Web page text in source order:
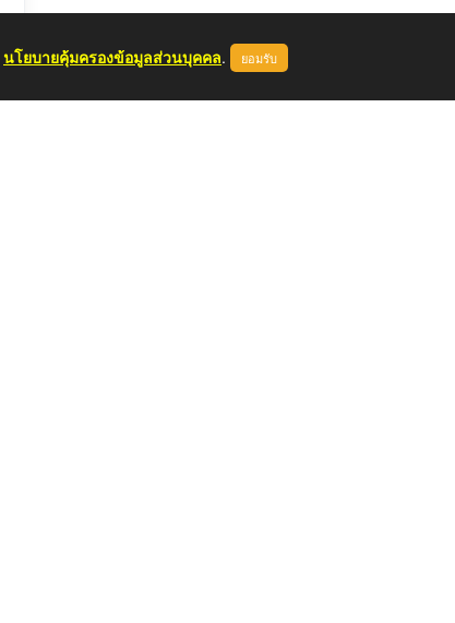
นโยบายคุ้มครองข้อมูลส่วนบุคคล. ยอมรับ